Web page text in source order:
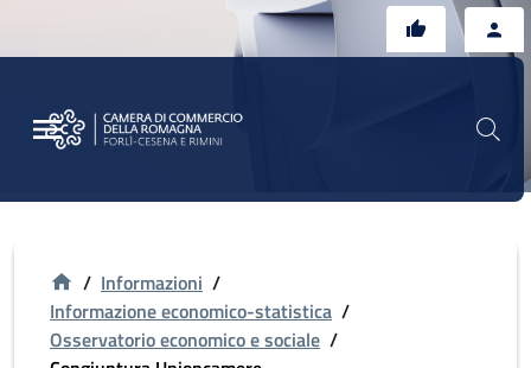
/ Informazioni /
Informazione economico-statistica /
Osservatorio economico e sociale /